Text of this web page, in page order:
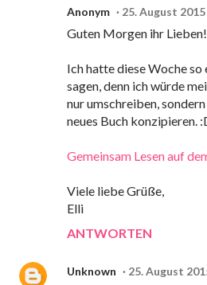
Anonym 25. August
Guten Morgen ihr
Ich hatte diese Woche so
sagen, denn ich würde
nur umschreiben,
neues Buch konzipieren.
Gemeinsam Lesen auf
Viele liebe Grüße,
Elli
ANTWORTEN
Unknown 25. August